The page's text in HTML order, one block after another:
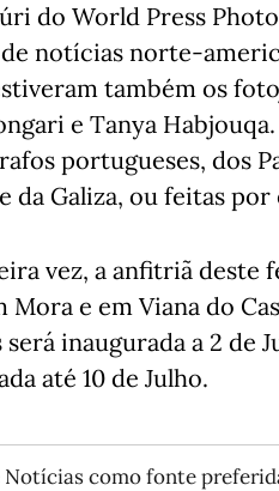
do World Press
notícias norte-
também os
e Tanya
portugueses, dos
da Galiza, ou feitas
vez, a anfitriã deste
Mora e em Viana do
inaugurada a 2 de
até 10 de Julho.
como fonte